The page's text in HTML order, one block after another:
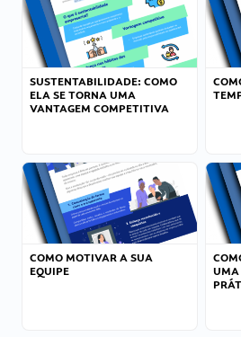
SUSTENTABILIDADE: COMO
ELA SE TORNA UMA
VANTAGEM COMPETITIVA
COMO MOTIVAR A SUA
EQUIPE
UMA